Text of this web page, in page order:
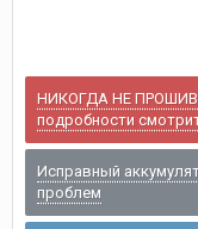
НИКОГДА НЕ
подробности
Исправный
проблем